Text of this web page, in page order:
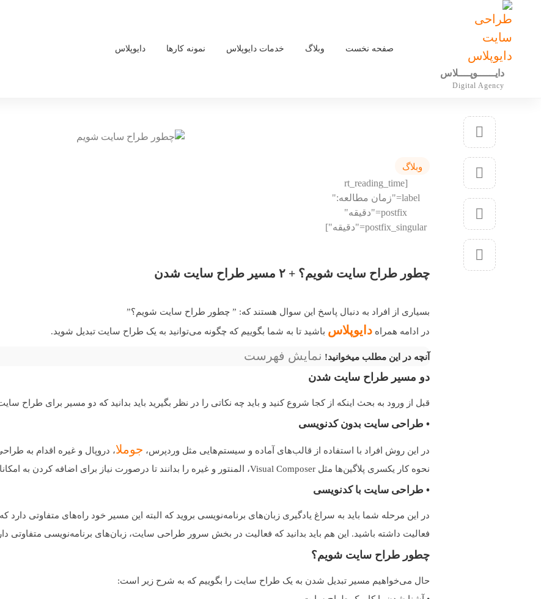
دایــــــوپــــلاس
Digital Agency
صفحه نخست وبلاگ خدمات دایوپلاس نمونه کارها دایوپلاس
وبلاگ
[rt_reading_time
label="زمان مطالعه:"
postfix="دقیقه"
postfix_singular="دقیقه"]
چطور طراح سایت شویم؟ + ۲ مسیر طراح سایت شدن
بسیاری از افراد به دنبال پاسخ این سوال هستند که: ” چطور طراح سایت شویم؟”
در ادامه همراه دایوپلاس باشید تا به شما بگوییم که چگونه می‌توانید به یک طراح سایت تبدیل شوید.
آنچه در این مطلب میخوانید! نمایش فهرست
دو مسیر طراح سایت شدن
قبل از ورود به بحث اینکه از کجا شروع کنید و باید چه نکاتی را در نظر بگیرید باید بدانید که دو مسیر برای طراح
• طراحی سایت بدون کدنویسی
در این روش افراد با استفاده از قالب‌های آماده و سیستم‌هایی مثل وردپرس، جوملا، دروپال و غیره اقدام به
نحوه کار یکسری پلاگین‌ها مثل Visual Composer، المنتور و غیره را بدانند تا درصورت نیاز برای اضافه کردن به امکانات سایت خود، توانایی آن را داشته باشید.
• طراحی سایت با کدنویسی
در این مرحله شما باید به سراغ یادگیری زبان‌های برنامه‌نویسی بروید که البته این مسیر خود راه‌های متفاوتی دارد
فعالیت داشته باشید. این هم باید بدانید که فعالیت در بخش سرور طراحی سایت، زبان‌های برنامه‌نویسی متفاوتی
چطور طراح سایت شویم؟
حال می‌خواهیم مسیر تبدیل شدن به یک طراح سایت را بگوییم که به شرح زیر است: